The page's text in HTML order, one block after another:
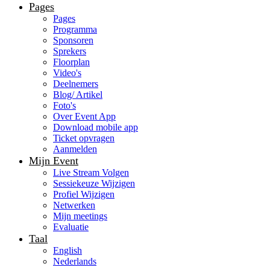
Pages
Pages
Programma
Sponsoren
Sprekers
Floorplan
Video's
Deelnemers
Blog/ Artikel
Foto's
Over Event App
Download mobile app
Ticket opvragen
Aanmelden
Mijn Event
Live Stream Volgen
Sessiekeuze Wijzigen
Profiel Wijzigen
Netwerken
Mijn meetings
Evaluatie
Taal
English
Nederlands